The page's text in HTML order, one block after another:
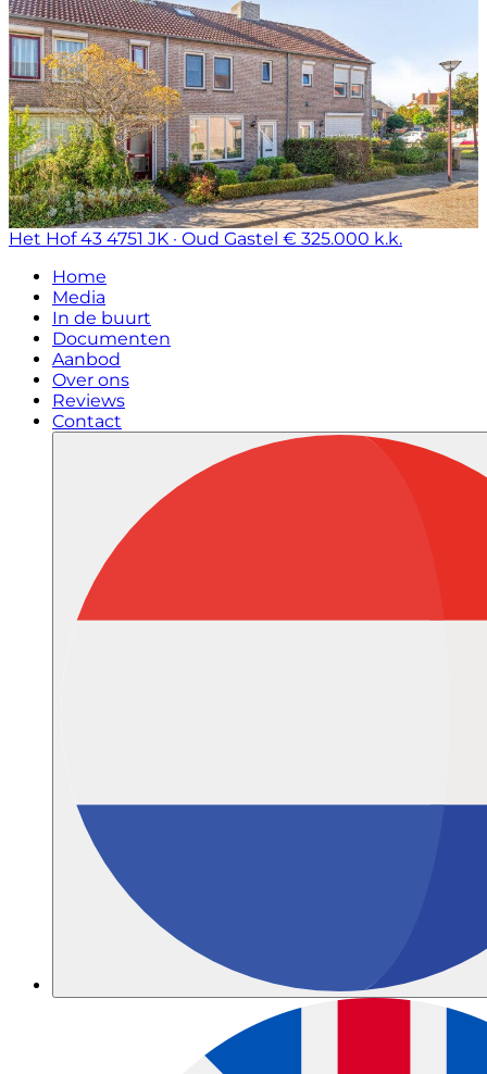
Het Hof 43 4751 JK · Oud Gastel € 325.000 k.k.
Home
Media
In de buurt
Documenten
Aanbod
Over ons
Reviews
Contact